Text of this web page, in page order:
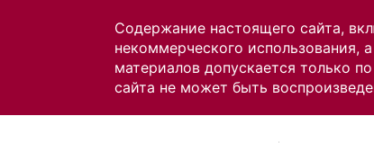
Содержание настоящего сайта,
некоммерческого использования,
материалов допускается только
сайта не может быть